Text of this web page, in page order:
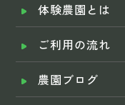
体験農園とは
ご利用の流れ
農園ブログ